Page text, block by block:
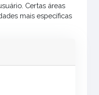
Certas áreas
mais específicas